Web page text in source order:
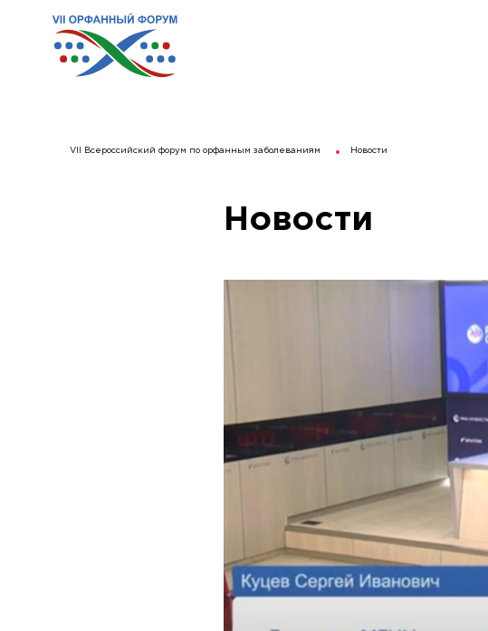
VII Всероссийский форум по орфанным заболеваниям Новости
Новости